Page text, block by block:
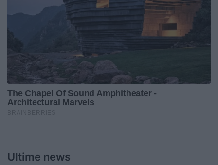
Ultime news